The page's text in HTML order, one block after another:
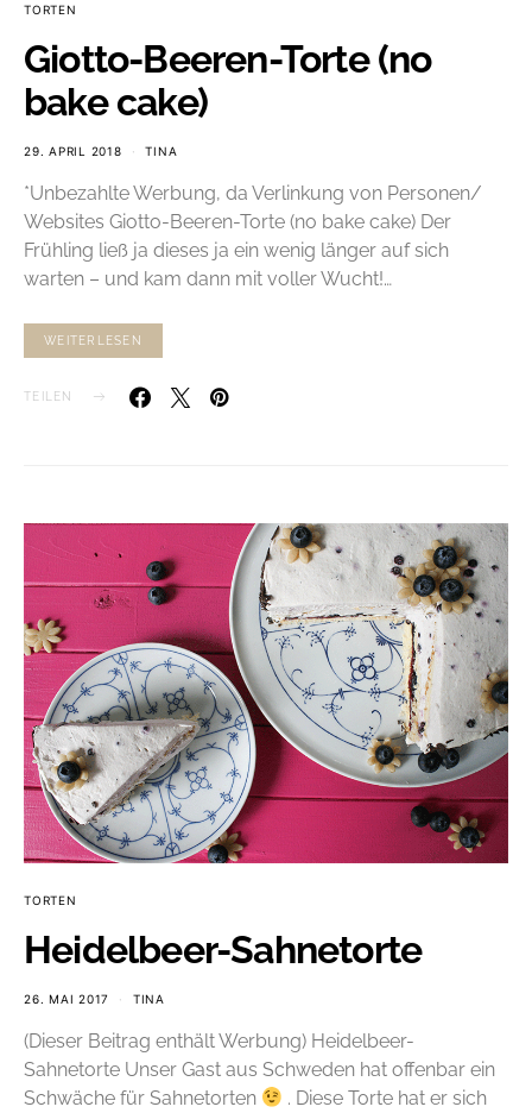
TORTEN
Giotto-Beeren-Torte (no
bake cake)
29. APRIL 2018 TINA
*Unbezahlte Werbung, da Verlinkung von Personen/
Websites Giotto-Beeren-Torte (no bake cake) Der
Frühling ließ ja dieses ja ein wenig länger auf sich
warten – und kam dann mit voller Wucht!…
WEITERLESEN
TEILEN
TORTEN
Heidelbeer-Sahnetorte
26. MAI 2017 TINA
(Dieser Beitrag enthält Werbung) Heidelbeer-
Sahnetorte Unser Gast aus Schweden hat offenbar ein
Schwäche für Sahnetorten
. Diese Torte hat er sich